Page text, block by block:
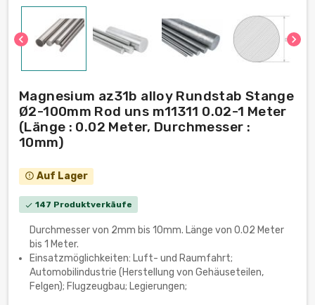
chevron_left chevron_right
Magnesium az31b alloy Rundstab Stange
Ø2-100mm Rod uns m11311 0.02-1 Meter
(Länge : 0.02 Meter, Durchmesser :
10mm)
error_outline Auf Lager
check 147 Produktverkäufe
Durchmesser von 2mm bis 10mm. Länge von 0.02 Meter
bis 1 Meter.
Einsatzmöglichkeiten: Luft- und Raumfahrt;
Automobilindustrie (Herstellung von Gehäuseteilen,
Felgen); Flugzeugbau; Legierungen;